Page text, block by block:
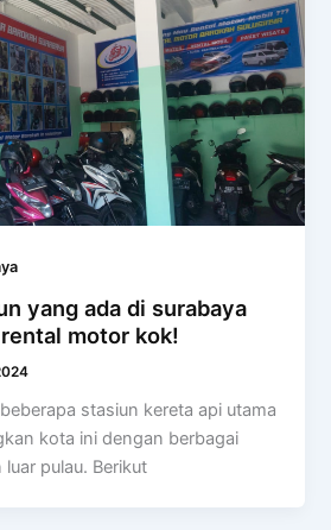
yang ada di surabaya
motor kok!
stasiun kereta api utama
kota ini dengan berbagai
pulau. Berikut